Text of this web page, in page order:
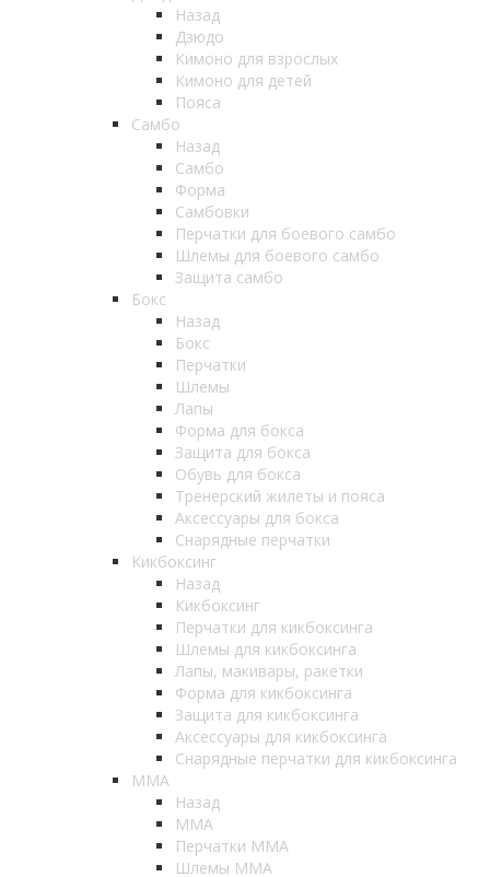
Назад
Дзюдо
Кимоно для взрослых
Кимоно для детей
Пояса
Самбо
Назад
Самбо
Форма
Самбовки
Перчатки для боевого самбо
Шлемы для боевого самбо
Защита самбо
Бокс
Назад
Бокс
Перчатки
Шлемы
Лапы
Форма для бокса
Защита для бокса
Обувь для бокса
Тренерский жилеты и пояса
Аксессуары для бокса
Снарядные перчатки
Кикбоксинг
Назад
Кикбоксинг
Перчатки для кикбоксинга
Шлемы для кикбоксинга
Лапы, макивары, ракетки
Форма для кикбоксинга
Защита для кикбоксинга
Аксессуары для кикбоксинга
Снарядные перчатки для кикбоксинга
ММА
Назад
ММА
Перчатки ММА
Шлемы ММА